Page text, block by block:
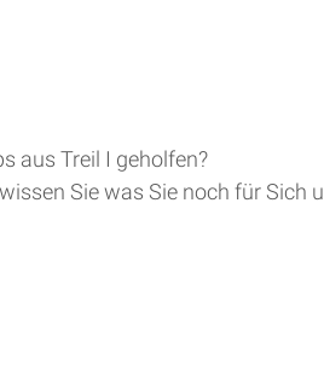
aus Treil I geholfen?
Sie was Sie noch für Sich